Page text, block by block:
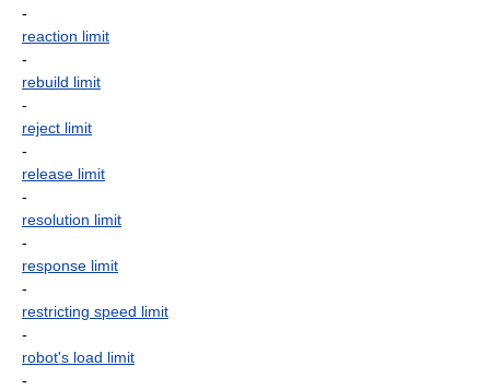
-
reaction limit
-
rebuild limit
-
reject limit
-
release limit
-
resolution limit
-
response limit
-
restricting speed limit
-
robot's load limit
-